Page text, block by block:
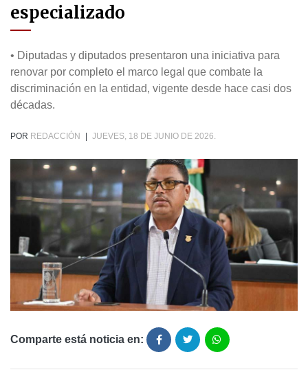
especializado
• Diputadas y diputados presentaron una iniciativa para
renovar por completo el marco legal que combate la
discriminación en la entidad, vigente desde hace casi dos
décadas.
POR REDACCIÓN JUEVES, 18 DE JUNIO DE 2026.
Comparte está noticia en: